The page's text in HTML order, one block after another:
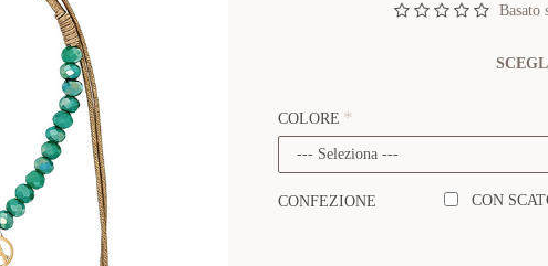
Basato
COLORE
CONFEZIONE CON